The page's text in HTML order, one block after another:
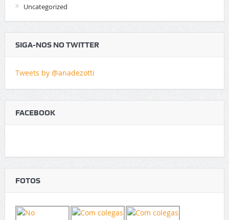
Uncategorized
SIGA-NOS NO TWITTER
Tweets by @anadezotti
FACEBOOK
FOTOS